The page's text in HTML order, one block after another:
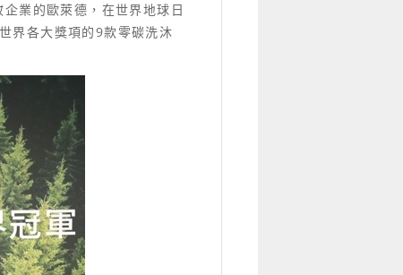
業的歐萊德，在世界地球日
界各大獎項的9款零碳洗沐